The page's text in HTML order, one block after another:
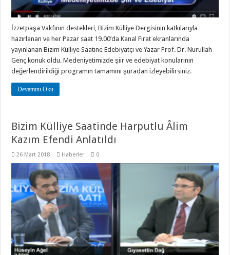
İzzetpaşa Vakfının destekleri, Bizim Külliye Dergisinin katkılarıyla
hazırlanan ve her Pazar saat 19.00’da Kanal Fırat ekranlarında
yayınlanan Bizim Külliye Saatine Edebiyatçı ve Yazar Prof. Dr. Nurullah
Genç konuk oldu. Medeniyetimizde şiir ve edebiyat konularının
değerlendirildiği programın tamamını şuradan izleyebilirsiniz.
Devamını Oku
Bizim Külliye Saatinde Harputlu Âlim
Kazım Efendi Anlatıldı
26 Mart 2018 Haberler 0